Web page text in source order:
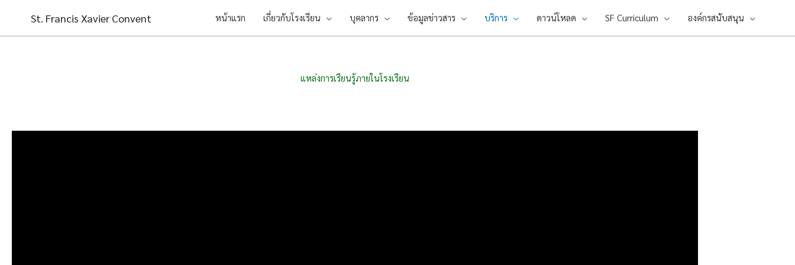
content
St. Francis Xavier Convent หน้าแรก เกี่ยวกับโรงเรียน บุคลากร ข้อมูลข่าวสาร บริการ ดาวน์โหลด SF Curriculum องค์กรสนับสนุน
แหล่งการเรียนรู้ภายในโรงเรียน